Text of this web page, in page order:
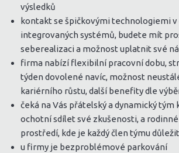
výsledků
kontakt se špičkovými technologiemi
integrovaných systémů, budete mít
seberealizaci a možnost uplatnit své
firma nabízí flexibilní pracovní dobu,
týden dovolené navíc, možnost
kariérního růstu, další benefity dle
čeká na Vás přátelský a dynamický tým
ochotní sdílet své zkušenosti, a
prostředí, kde je každý člen týmu
u firmy je bezproblémové parkování